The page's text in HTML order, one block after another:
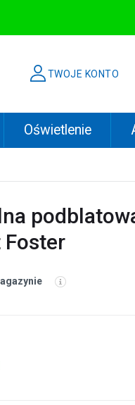
TWOJE KONTO
Oświetlenie
Foster